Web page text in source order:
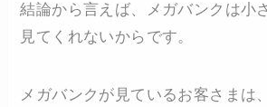
結論から言えば、メガバンクは小
見てくれないからです。
メガバンクが見ているお客さまは